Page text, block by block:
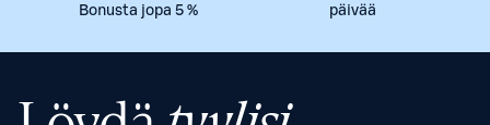
Bonusta jopa 5 %
päivää